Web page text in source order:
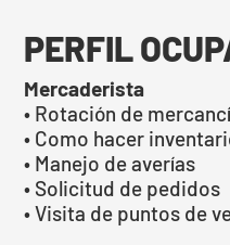
PERFIL
Mercaderista
• Rotación de
• Como hacer
• Manejo de averías
• Solicitud de pedidos
• Visita de puntos de